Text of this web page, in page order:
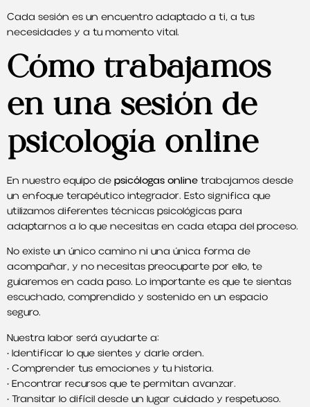
Cada sesión es un encuentro adaptado a ti, a tus
necesidades y a tu momento vital.
Cómo trabajamos
en una sesión de
psicología online
En nuestro equipo depsicólogas onlinetrabajamos desde
un enfoque terapéutico integrador. Esto significa que
utilizamos diferentes técnicas psicológicas para
adaptarnos a lo que necesitas en cada etapa del proceso.
No existe un único camino ni una única forma de
acompañar, y no necesitas preocuparte por ello, te
guiaremos en cada paso. Lo importante es que te sientas
escuchado, comprendido y sostenido en un espacio
seguro.
Nuestra labor será ayudarte a:
• Identificar lo que sientes y darle orden.
• Comprender tus emociones y tu historia.
• Encontrar recursos que te permitan avanzar.
• Transitar lo difícil desde un lugar cuidado y respetuoso.